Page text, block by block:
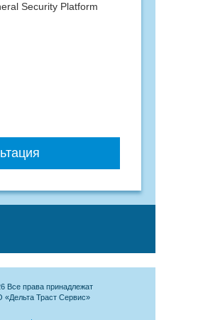
Security Platform
Все права принадлежат
Траст Сервис»